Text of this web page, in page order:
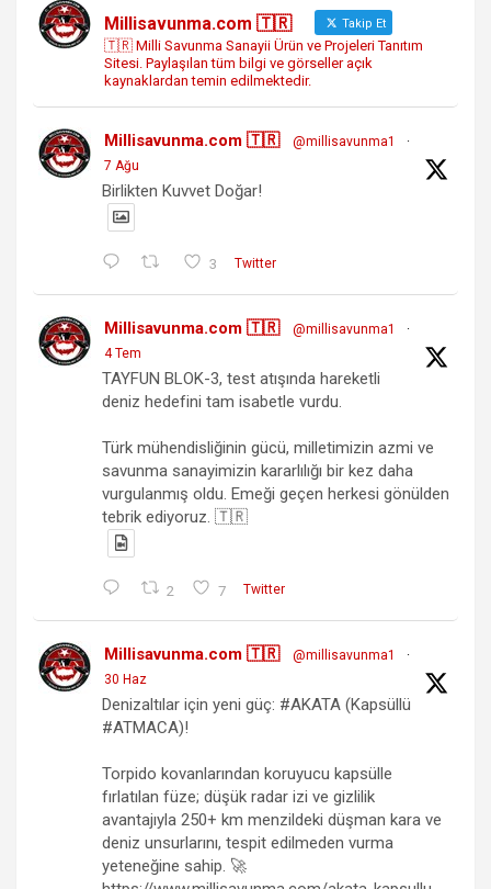
Millisavunma.com 🇹🇷 Takip Et
🇹🇷 Milli Savunma Sanayii Ürün ve Projeleri Tanıtım
Sitesi. Paylaşılan tüm bilgi ve görseller açık
kaynaklardan temin edilmektedir.
Millisavunma.com 🇹🇷 @millisavunma1
·
7 Ağu
Birlikten Kuvvet Doğar!
3 Twitter
Millisavunma.com 🇹🇷 @millisavunma1
·
4 Tem
TAYFUN BLOK-3, test atışında hareketli
deniz hedefini tam isabetle vurdu.
Türk mühendisliğinin gücü, milletimizin azmi ve
savunma sanayimizin kararlılığı bir kez daha
vurgulanmış oldu. Emeği geçen herkesi gönülden
tebrik ediyoruz. 🇹🇷
2 7 Twitter
Millisavunma.com 🇹🇷 @millisavunma1
·
30 Haz
Denizaltılar için yeni güç: #AKATA (Kapsüllü
#ATMACA)!
Torpido kovanlarından koruyucu kapsülle
fırlatılan füze; düşük radar izi ve gizlilik
avantajıyla 250+ km menzildeki düşman kara ve
deniz unsurlarını, tespit edilmeden vurma
yeteneğine sahip. 🚀